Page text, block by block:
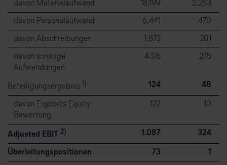
davon Materialaufwand 18.199 2.263
davon Personalaufwand 6.441 470
davon Abschreibungen 1.872 201
davon sonstige
Aufwendungen
4.176 275
Beteiligungsergebnis 1) 124 48
davon Ergebnis Equity-
Bewertung
122 10
Adjusted EBIT 2) 1.087 324
Überleitungspositionen 73 1